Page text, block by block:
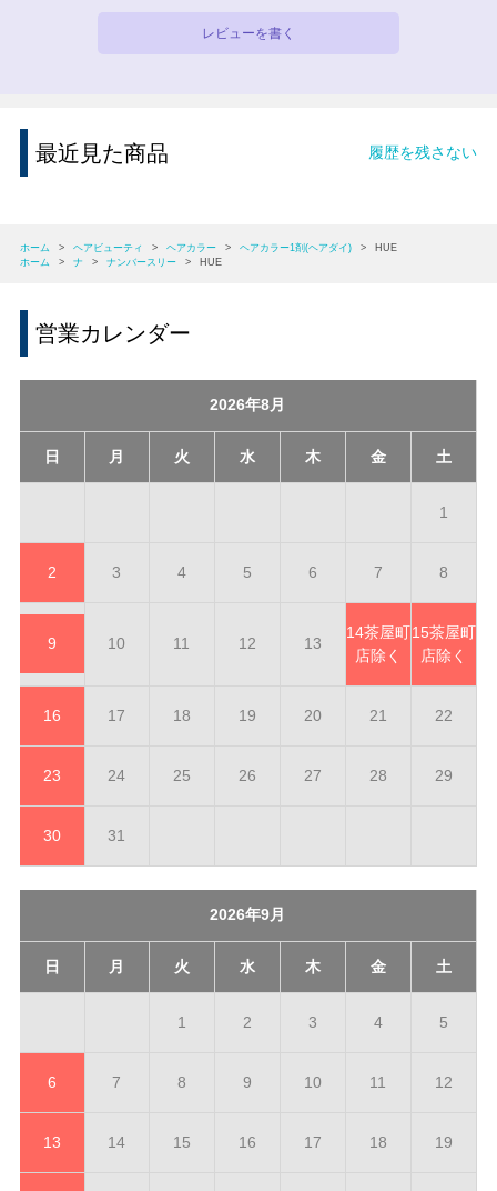
レビューを書く
最近見た商品 履歴を残さない
ホーム > ヘアビューティ > ヘアカラー > ヘアカラー1剤(ヘアダイ) >
HUE
ホーム
> ナ > ナンバースリー > HUE
営業カレンダー
2026年8月
日 月 火 水 木 金 土
1
2 3 4 5 6 7 8
9 10 11 12 13
14茶屋町
店除く
15茶屋町
店除く
16 17 18 19 20 21 22
23 24 25 26 27 28 29
30 31
2026年9月
日 月 火 水 木 金 土
1 2 3 4 5
6 7 8 9 10 11 12
13 14 15 16 17 18 19